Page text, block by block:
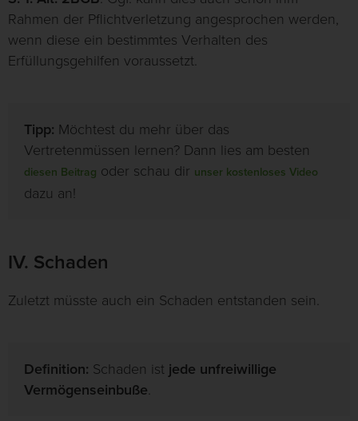
Rahmen der Pflichtverletzung angesprochen werden,
wenn diese ein bestimmtes Verhalten des
Erfüllungsgehilfen voraussetzt.
Tipp: Möchtest du mehr über das
Vertretenmüssen lernen? Dann lies am besten
diesen Beitrag oder schau dir unser kostenloses Video
dazu an!
IV. Schaden
Zuletzt müsste auch ein Schaden entstanden sein.
Definition: Schaden ist jede unfreiwillige
Vermögenseinbuße.